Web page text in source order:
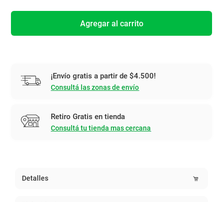
Agregar al carrito
¡Envío gratis a partir de $4.500!
Consultá las zonas de envío
Retiro Gratis en tienda
Consultá tu tienda mas cercana
Detalles